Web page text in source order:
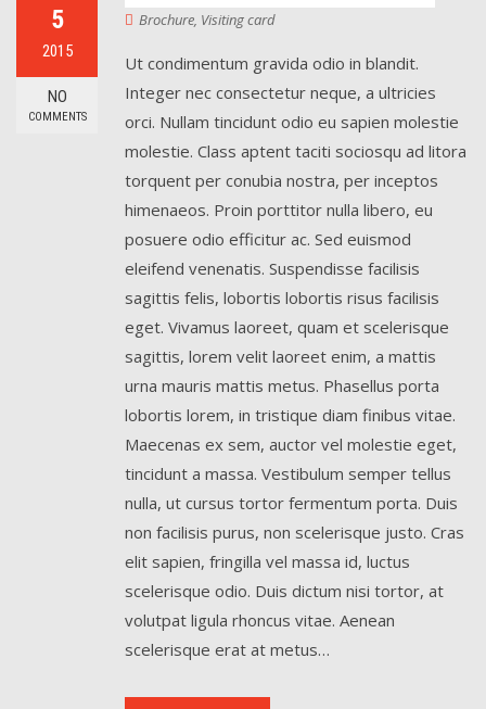
5
2015
NO
COMMENTS
Brochure, Visiting card
Ut condimentum gravida odio in blandit.
Integer nec consectetur neque, a ultricies
orci. Nullam tincidunt odio eu sapien molestie
molestie. Class aptent taciti sociosqu ad litora
torquent per conubia nostra, per inceptos
himenaeos. Proin porttitor nulla libero, eu
posuere odio efficitur ac. Sed euismod
eleifend venenatis. Suspendisse facilisis
sagittis felis, lobortis lobortis risus facilisis
eget. Vivamus laoreet, quam et scelerisque
sagittis, lorem velit laoreet enim, a mattis
urna mauris mattis metus. Phasellus porta
lobortis lorem, in tristique diam finibus vitae.
Maecenas ex sem, auctor vel molestie eget,
tincidunt a massa. Vestibulum semper tellus
nulla, ut cursus tortor fermentum porta. Duis
non facilisis purus, non scelerisque justo. Cras
elit sapien, fringilla vel massa id, luctus
scelerisque odio. Duis dictum nisi tortor, at
volutpat ligula rhoncus vitae. Aenean
scelerisque erat at metus…